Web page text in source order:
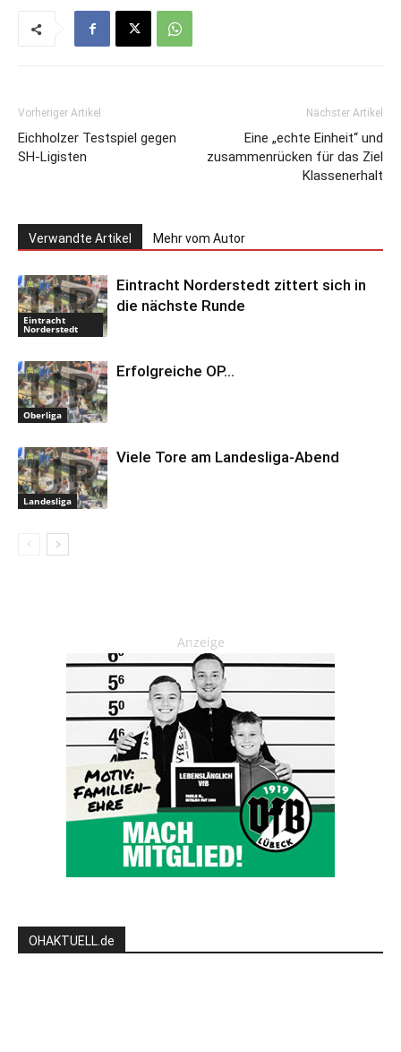
Vorheriger Artikel
Eichholzer Testspiel gegen
SH-Ligisten
Nächster Artikel
Eine „echte Einheit“ und
zusammenrücken für das Ziel
Klassenerhalt
Verwandte Artikel Mehr vom Autor
Eintracht
Norderstedt
Eintracht Norderstedt zittert sich in
die nächste Runde
Oberliga
Erfolgreiche OP…
Landesliga
Viele Tore am Landesliga-Abend
Anzeige
OHAKTUELL.de